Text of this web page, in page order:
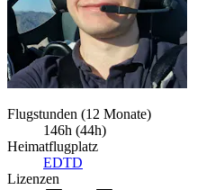
Flugstunden (12 Monate)
146h (44h)
Heimatflugplatz
EDTD
Lizenzen